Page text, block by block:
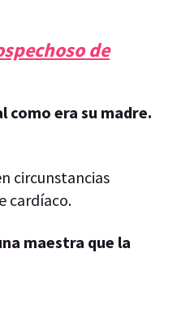
de
como era su madre.
circunstancias
cardíaco.
maestra que la